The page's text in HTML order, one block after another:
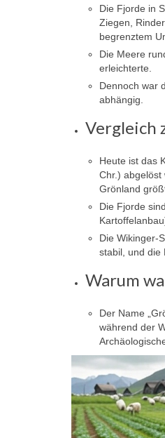
Die Fjorde in
Ziegen,
begrenztem
Die Meere
erleichterte.
Dennoch war
abhängig.
Vergleich
Heute ist das
Chr.) abgelöst
Grönland
Die Fjorde
Die Wikinger-
stabil, und die
Warum
Der Name
während der